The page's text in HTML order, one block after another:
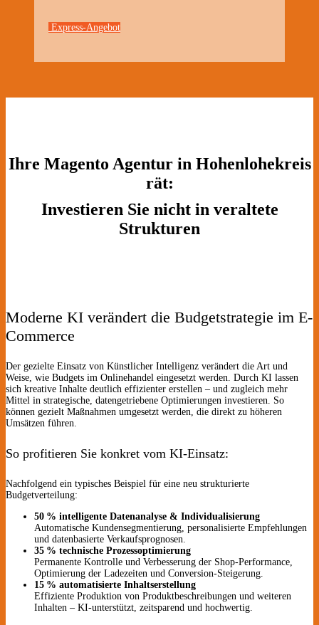
Express-Angebot
Ihre Magento Agentur in Hohenlohekreis
rät:
Investieren Sie nicht in veraltete
Strukturen
Moderne KI verändert die Budgetstrategie im E-
Commerce
Der gezielte Einsatz von Künstlicher Intelligenz verändert die Art und
Weise, wie Budgets im Onlinehandel eingesetzt werden. Durch KI lassen
sich kreative Inhalte deutlich effizienter erstellen – und zugleich mehr
Mittel in strategische, datengetriebene Optimierungen investieren. So
können gezielt Maßnahmen umgesetzt werden, die direkt zu höheren
Umsätzen führen.
So profitieren Sie konkret vom KI-Einsatz:
Nachfolgend ein typisches Beispiel für eine neu strukturierte
Budgetverteilung:
50 % intelligente Datenanalyse & Individualisierung
Automatische Kundensegmentierung, personalisierte Empfehlungen
und datenbasierte Verkaufsprognosen.
35 % technische Prozessoptimierung
Permanente Kontrolle und Verbesserung der Shop-Performance,
Optimierung der Ladezeiten und Conversion-Steigerung.
15 % automatisierte Inhaltserstellung
Effiziente Produktion von Produktbeschreibungen und weiteren
Inhalten – KI-unterstützt, zeitsparend und hochwertig.